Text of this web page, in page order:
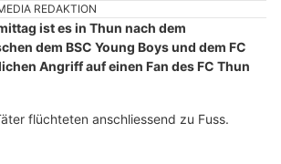
REDAKTION
ist es in Thun nach dem
dem BSC Young Boys und dem FC
Angriff auf einen Fan des FC Thun
flüchteten anschliessend zu Fuss.